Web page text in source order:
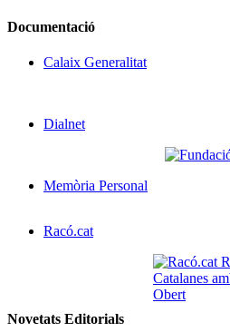
Documentació
Calaix Generalitat
Dialnet
Memòria Personal
Racó.cat
Novetats Editorials